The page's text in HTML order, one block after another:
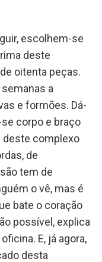
escolhem-se
deste
oitenta peças.
a
as e formões. Dá-
corpo e braço
deste complexo
de
tem de
o vê, mas é
bate o coração
possível, explica
. E, já agora,
desta